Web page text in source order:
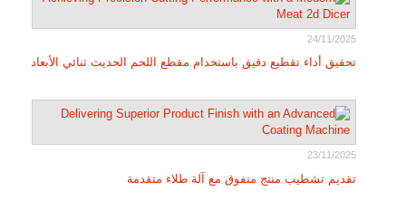
24/11/2025
تحقيق أداء تقطيع دقيق باستخدام مقطع اللحم الحديث ثنائي الأبعاد
23/11/2025
تقديم تشطيب منتج متفوق مع آلة طلاء متقدمة